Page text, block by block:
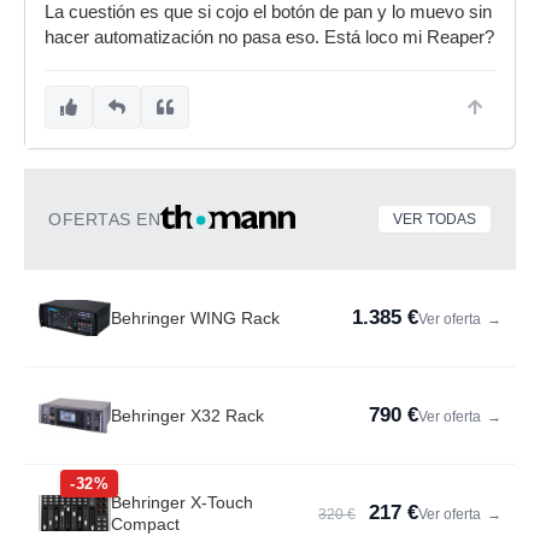
La cuestión es que si cojo el botón de pan y lo muevo sin
hacer automatización no pasa eso. Está loco mi Reaper?
OFERTAS EN VER TODAS
Behringer WING Rack 1.385 €Ver oferta →
Behringer X32 Rack 790 €Ver oferta →
-32%
Behringer X-Touch
Compact
320 € 217 €Ver oferta →